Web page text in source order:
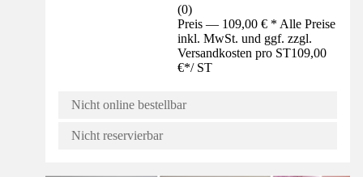
(0)
Preis — 109,00 € * Alle Preise
inkl. MwSt. und ggf. zzgl.
Versandkosten pro ST109,00
€*/ ST
Nicht online bestellbar
Nicht reservierbar